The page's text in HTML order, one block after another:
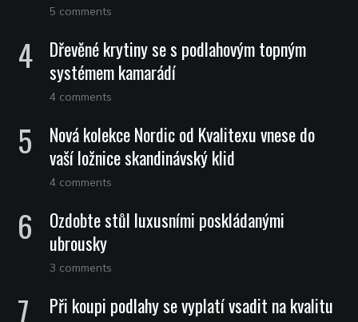
5 comments
Dřevěné krytiny se s podlahovým topným
systémem kamarádí
4 comments
Nová kolekce Nordic od Kvalitexu vnese do
vaší ložnice skandinávský klid
4 comments
Ozdobte stůl luxusními poskládanými
ubrousky
3 comments
Při koupi podlahy se vyplatí vsadit na kvalitu